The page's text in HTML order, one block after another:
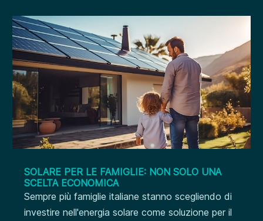
SOLARE PER LE FAMIGLIE: NON SOLO UNA
SCELTA ECONOMICA
Sempre più famiglie italiane stanno scegliendo di
investire nell'energia solare come soluzione per il